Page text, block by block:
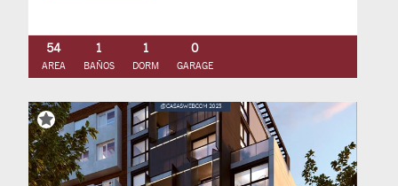
54
AREA
1
BAÑOS
1
DORM
0
GARAGE